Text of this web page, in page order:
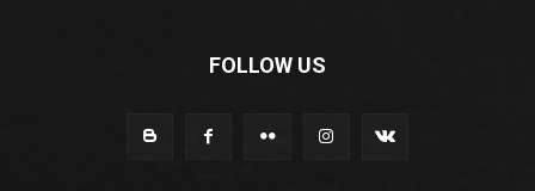
FOLLOW US